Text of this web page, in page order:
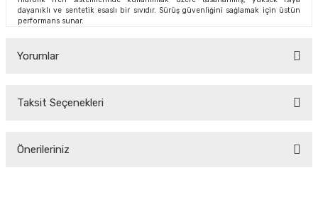
dayanıklı ve sentetik esaslı bir sıvıdır. Sürüş güvenliğini sağlamak için üstün
performans sunar.
Yorumlar
Taksit Seçenekleri
Önerileriniz